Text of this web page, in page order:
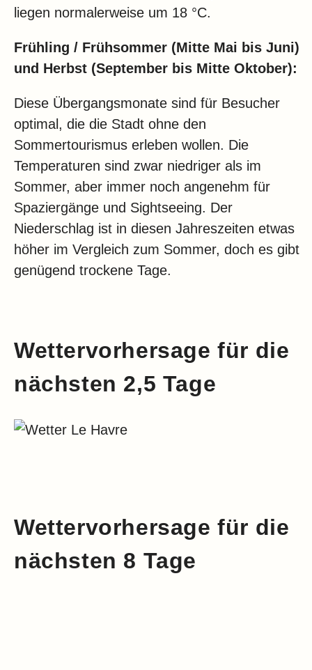
liegen normalerweise um 18 °C.
Frühling / Frühsommer (Mitte Mai bis Juni)
und Herbst (September bis Mitte Oktober):
Diese Übergangsmonate sind für Besucher
optimal, die die Stadt ohne den
Sommertourismus erleben wollen. Die
Temperaturen sind zwar niedriger als im
Sommer, aber immer noch angenehm für
Spaziergänge und Sightseeing. Der
Niederschlag ist in diesen Jahreszeiten etwas
höher im Vergleich zum Sommer, doch es gibt
genügend trockene Tage.
Wettervorhersage für die
nächsten 2,5 Tage
Wettervorhersage für die
nächsten 8 Tage